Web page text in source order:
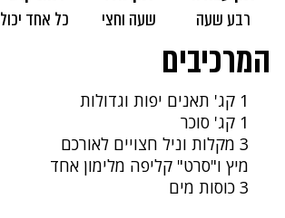
רבע שעה
שעה וחצי
כל אחד יכול
המרכיבים
1 קג' תאנים יפות וגדולות
1 קג' סוכר
3 מקלות וניל חצויים לאורכם
מיץ ו"סרט" קליפה מלימון אחד
3 כוסות מים